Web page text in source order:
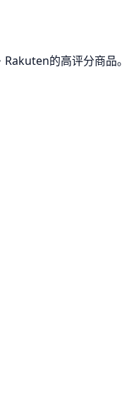
的高评分商品。